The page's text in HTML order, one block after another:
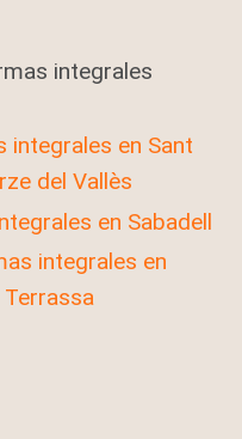
integrales
integrales en Sant
del Vallès
en Sabadell
integrales en
Terrassa